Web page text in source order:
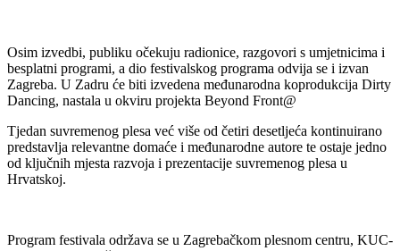
Osim izvedbi, publiku očekuju radionice, razgovori s umjetnicima i
besplatni programi, a dio festivalskog programa odvija se i izvan
Zagreba. U Zadru će biti izvedena međunarodna koprodukcija Dirty
Dancing, nastala u okviru projekta Beyond Front@
Tjedan suvremenog plesa već više od četiri desetljeća kontinuirano
predstavlja relevantne domaće i međunarodne autore te ostaje jedno
od ključnih mjesta razvoja i prezentacije suvremenog plesa u
Hrvatskoj.
Program festivala održava se u Zagrebačkom plesnom centru, KUC-